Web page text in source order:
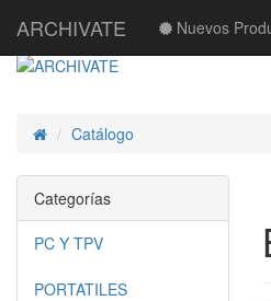
ARCHIVATE Nuevos
InicioCatálogo
Categorías
PC Y TPV
PORTATILES